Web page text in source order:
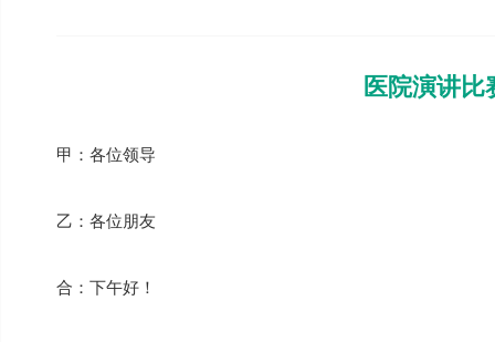
医院演讲比
甲：各位领导
乙：各位朋友
合：下午好！